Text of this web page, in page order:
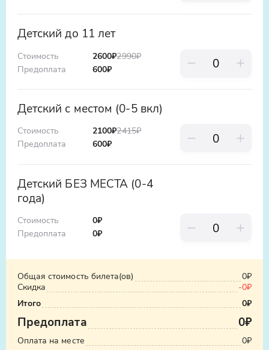
Детский до 11 лет
Стоимость
Предоплата
2600₽2990₽
600₽
Детский с местом (0-5 вкл)
Стоимость
Предоплата
2100₽2415₽
600₽
Детский БЕЗ МЕСТА (0-4
года)
Стоимость
Предоплата
0₽
0₽
Общая стоимость билета(ов)
0₽
Скидка
-0₽
Итого
0₽
Предоплата 0₽
Оплата на месте
0₽